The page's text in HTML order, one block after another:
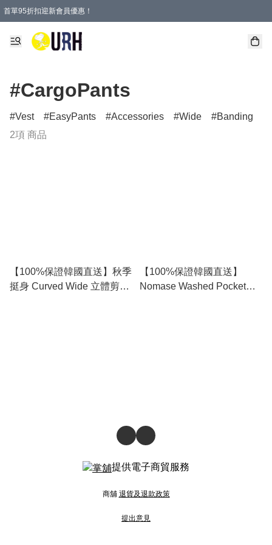
首單95折扣迎新會員優惠！
特選會員可享全單低至 95 折優惠！
單一訂單滿HKD600(澳門HKD800)包郵寄順豐送到家。
#CargoPants
Vest EasyPants Accessories Wide Banding
2項 商品
【100%保證韓國直送】秋季
挺身 Curved Wide 立體剪裁
【100%保證韓國直送】
Nomase Washed Pocket
提供電子商貿服務
商舖 退貨及退款政策
提出意見